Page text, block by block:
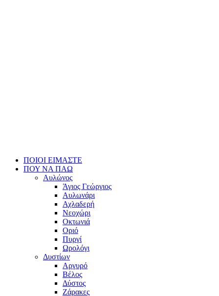
ΠΟΙΟΙ ΕΙΜΑΣΤΕ
ΠΟΥ ΝΑ ΠΑΩ
Αυλώνος
Άγιος Γεώργιος
Αυλωνάρι
Αχλαδερή
Νεοχώρι
Οκτωνιά
Οριό
Πυργί
Ωρολόγι
Δυστίων
Αργυρό
Βέλος
Δύστος
Ζάρακες